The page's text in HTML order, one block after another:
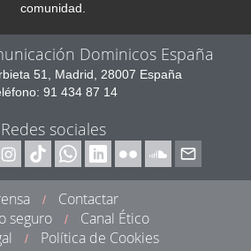
comunidad.
Dominicos España
51, Madrid, 28007 España
91 434 87 14
Redes sociales
/
Contactar
seguro
/
Canal Ético
/
Política de Cookies